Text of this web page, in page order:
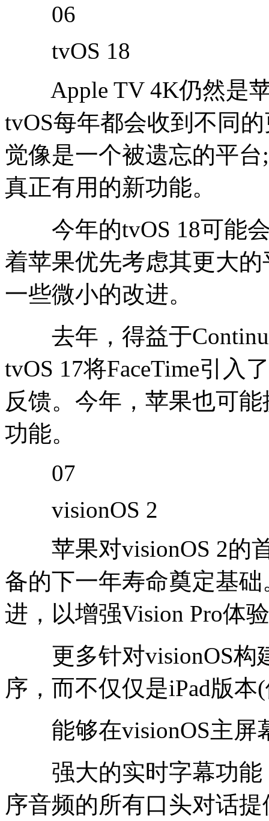
06
tvOS 18
Apple TV 4K仍然是苹
tvOS每年都会收到不同
觉像是一个被遗忘的平
真正有用的新功能。
今年的tvOS 18可能会
着苹果优先考虑其更大
一些微小的改进。
去年，得益于
tvOS 17将FaceTime引入
反馈。今年，苹果也可
功能。
07
visionOS 2
苹果对visionOS 2的
备的下一年寿命奠定基
进，以增强Vision Pro体
更多针对visionOS构
序，而不仅仅是iPad版
能够在visionOS主屏
强大的实时字幕功能
序音频的所有口头对话